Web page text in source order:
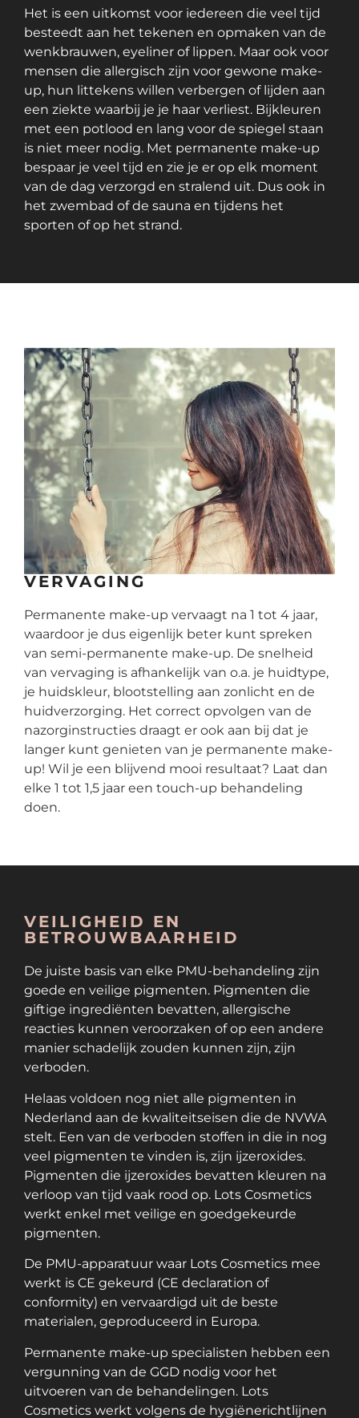
Het is een uitkomst voor iedereen die veel tijd
besteedt aan het tekenen en opmaken van de
wenkbrauwen, eyeliner of lippen. Maar ook voor
mensen die allergisch zijn voor gewone make-
up, hun littekens willen verbergen of lijden aan
een ziekte waarbij je je haar verliest. Bijkleuren
met een potlood en lang voor de spiegel staan
is niet meer nodig. Met permanente make-up
bespaar je veel tijd en zie je er op elk moment
van de dag verzorgd en stralend uit. Dus ook in
het zwembad of de sauna en tijdens het
sporten of op het strand.
VERVAGING
Permanente make-up vervaagt na 1 tot 4 jaar,
waardoor je dus eigenlijk beter kunt spreken
van semi-permanente make-up. De snelheid
van vervaging is afhankelijk van o.a. je huidtype,
je huidskleur, blootstelling aan zonlicht en de
huidverzorging. Het correct opvolgen van de
nazorginstructies draagt er ook aan bij dat je
langer kunt genieten van je permanente make-
up! Wil je een blijvend mooi resultaat? Laat dan
elke 1 tot 1,5 jaar een touch-up behandeling
doen.
VEILIGHEID EN
BETROUWBAARHEID
De juiste basis van elke PMU-behandeling zijn
goede en veilige pigmenten. Pigmenten die
giftige ingrediënten bevatten, allergische
reacties kunnen veroorzaken of op een andere
manier schadelijk zouden kunnen zijn, zijn
verboden.
Helaas voldoen nog niet alle pigmenten in
Nederland aan de kwaliteitseisen die de NVWA
stelt. Een van de verboden stoffen in die in nog
veel pigmenten te vinden is, zijn ijzeroxides.
Pigmenten die ijzeroxides bevatten kleuren na
verloop van tijd vaak rood op. Lots Cosmetics
werkt enkel met veilige en goedgekeurde
pigmenten.
De PMU-apparatuur waar Lots Cosmetics mee
werkt is CE gekeurd (CE declaration of
conformity) en vervaardigd uit de beste
materialen, geproduceerd in Europa.
Permanente make-up specialisten hebben een
vergunning van de GGD nodig voor het
uitvoeren van de behandelingen. Lots
Cosmetics werkt volgens de hygiënerichtlijnen